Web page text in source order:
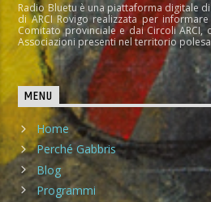
Radio Bluetu è una piattaforma digitale
di ARCI Rovigo realizzata per
Comitato provinciale e dai Circoli
Associazioni presenti nel territorio
MENU
Home
Perché Gabbris
Blog
Programmi